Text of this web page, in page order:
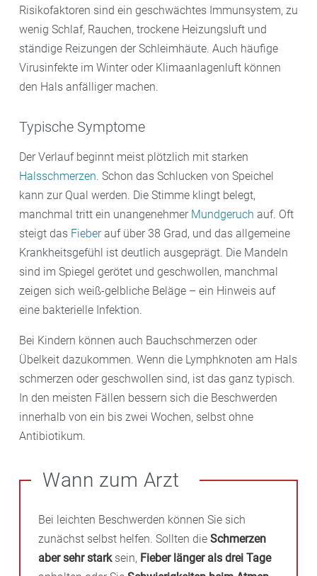
Risikofaktoren sind ein geschwächtes Immunsystem, zu
wenig Schlaf, Rauchen, trockene Heizungsluft und
ständige Reizungen der Schleimhäute. Auch häufige
Virusinfekte im Winter oder Klimaanlagenluft können
den Hals anfälliger machen.
Typische Symptome
Der Verlauf beginnt meist plötzlich mit starken
Halsschmerzen. Schon das Schlucken von Speichel
kann zur Qual werden. Die Stimme klingt belegt,
manchmal tritt ein unangenehmer Mundgeruch auf. Oft
steigt das Fieberauf über 38 Grad, und das allgemeine
Krankheitsgefühl ist deutlich ausgeprägt. Die Mandeln
sind im Spiegel gerötet und geschwollen, manchmal
zeigen sich weiß-gelbliche Beläge – ein Hinweis auf
eine bakterielle Infektion.
Bei Kindern können auch Bauchschmerzen oder
Übelkeit dazukommen. Wenn die Lymphknoten am Hals
schmerzen oder geschwollen sind, ist das ganz typisch.
In den meisten Fällen bessern sich die Beschwerden
innerhalb von ein bis zwei Wochen, selbst ohne
Antibiotikum.
Wann zum Arzt
Bei leichten Beschwerden können Sie sich
zunächst selbst helfen. Sollten die Schmerzen
aber sehr stark sein, Fieber länger als drei Tage